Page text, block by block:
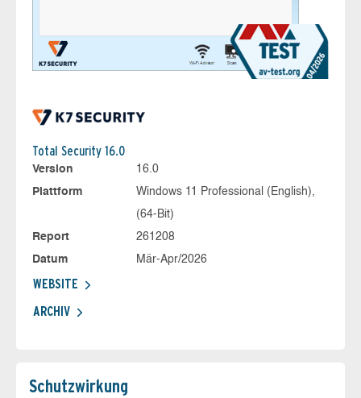
Total Security 16.0
Version
16.0
Plattform
Windows 11 Professional (English),
(64-Bit)
Report
261208
Datum
Mär-Apr/2026
WEBSITE
ARCHIV
Schutz­wirkung